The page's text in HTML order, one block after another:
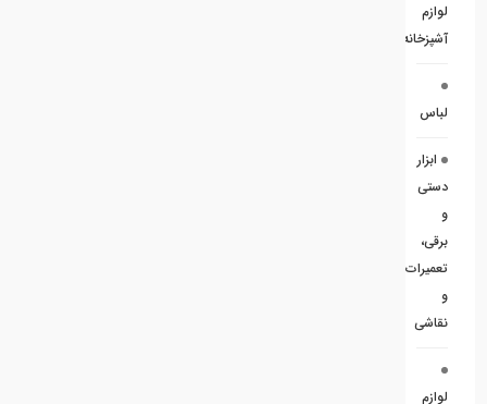
لوازم
آشپزخانه
لباس
ابزار
دستی
و
برقی،
تعمیرات
و
نقاشی
لوازم